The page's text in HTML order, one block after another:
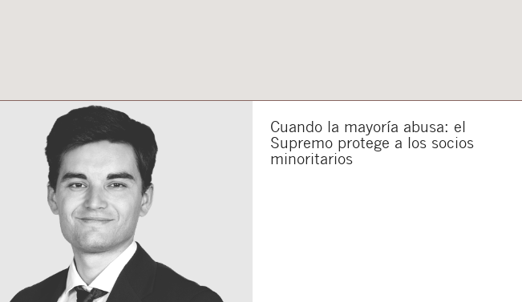
Cuando la mayoría abusa: el
Supremo protege a los socios
minoritarios